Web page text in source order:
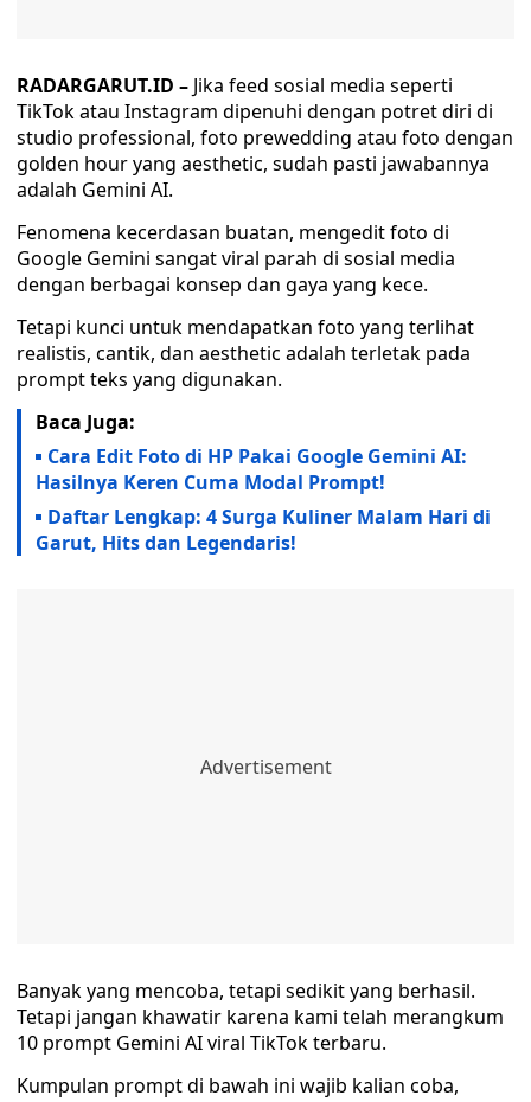
RADARGARUT.ID – Jika feed sosial media seperti
TikTok atau Instagram dipenuhi dengan potret diri di
studio professional, foto prewedding atau foto dengan
golden hour yang aesthetic, sudah pasti jawabannya
adalah Gemini AI.
Fenomena kecerdasan buatan, mengedit foto di
Google Gemini sangat viral parah di sosial media
dengan berbagai konsep dan gaya yang kece.
Tetapi kunci untuk mendapatkan foto yang terlihat
realistis, cantik, dan aesthetic adalah terletak pada
prompt teks yang digunakan.
Baca Juga:
Cara Edit Foto di HP Pakai Google Gemini AI:
Hasilnya Keren Cuma Modal Prompt!
Daftar Lengkap: 4 Surga Kuliner Malam Hari di
Garut, Hits dan Legendaris!
Banyak yang mencoba, tetapi sedikit yang berhasil.
Tetapi jangan khawatir karena kami telah merangkum
10 prompt Gemini AI viral TikTok terbaru.
Kumpulan prompt di bawah ini wajib kalian coba,